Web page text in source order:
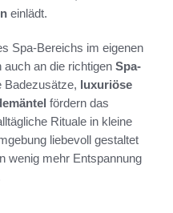
einlädt.
Spa-Bereichs im eigenen
an die richtigen Spa-
Badezusätze, luxuriöse
fördern das
Rituale in kleine
liebevoll gestaltet
wenig mehr Entspannung